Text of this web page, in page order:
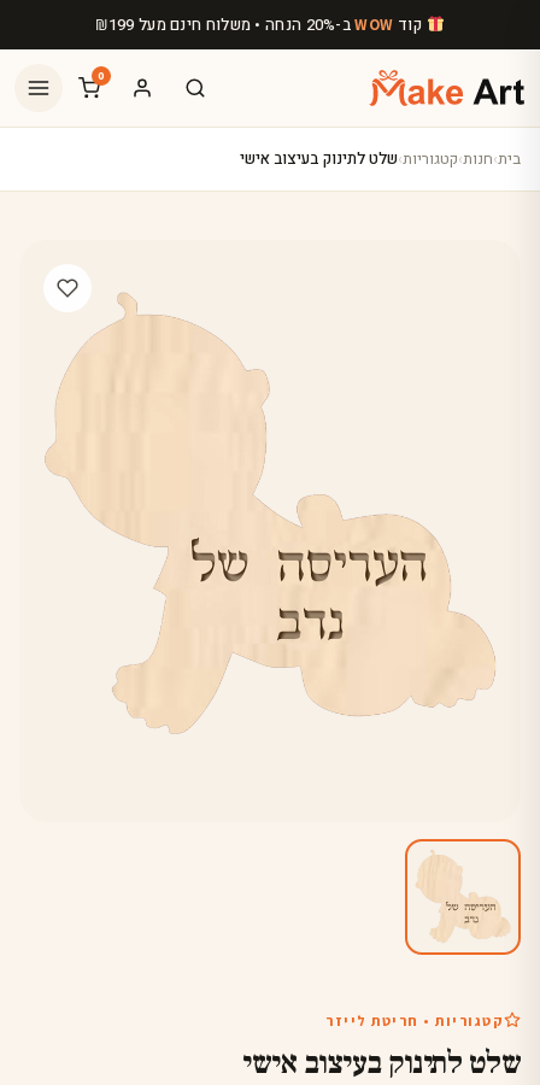
דלג לתוכן הראשי קוד WOWב-20% הנחה • משלוח חינם מעל ₪199
0
בית›חנות›קטגוריות›שלט לתינוק בעיצוב אישי
קטגוריות • חריטת לייזר
שלט לתינוק בעיצוב אישי